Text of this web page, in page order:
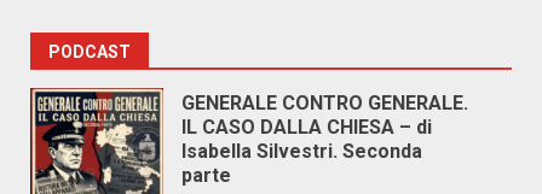
PODCAST
GENERALE CONTRO GENERALE.
IL CASO DALLA CHIESA – di
Isabella Silvestri. Seconda
parte